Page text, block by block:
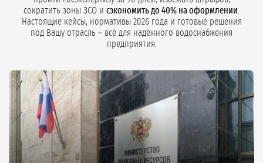
сократить зоны ЗСО и сэкономить до 40% на оформлении
Настоящие кейсы, нормативы 2026 года и готовые решения
под Вашу отрасль – всё для надёжного водоснабжения
предприятия.